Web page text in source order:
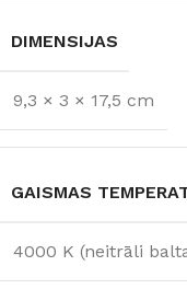
DIMENSIJAS
9,3 × 3 × 17,5 cm
GAISMAS
4000 K (neitrāli